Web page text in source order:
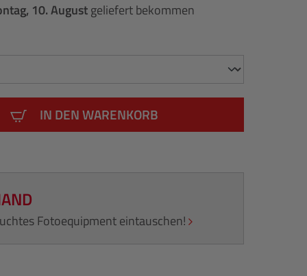
10. Augustgeliefert bekommen
IN DEN WARENKORB
Fotoequipment eintauschen!